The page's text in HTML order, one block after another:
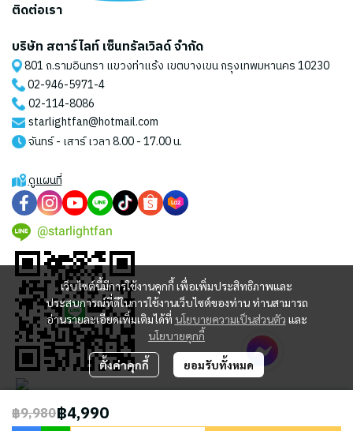
฿9,980฿4,990
เว็บไซต์นี้มีการใช้งานคุกกี้ เพื่อเพิ่มประสิทธิภาพและ
ประสบการณ์ที่ดีในการใช้งานเว็บไซต์ของท่าน ท่านสามารถ
อ่านรายละเอียดเพิ่มเติมได้ที่ นโยบายความเป็นส่วนตัว และ
นโยบายคุกกี้
ตั้งค่าคุกกี้ ยอมรับทั้งหมด
ติดต่อเรา
บริษัท สตาร์ไลท์ เซ็นทรัลเวิลด์ จำกัด
801 ถ.รามอินทรา แขวงท่าแร้ง เขตบางเขน กรุงเทพมหานคร 10230
02-946-5971-4
02-114-8086
starlightfan@hotmail.com
จันทร์ - เสาร์ เวลา 8.00 - 17.00 น.
ดูแผนที่
@starlightfan